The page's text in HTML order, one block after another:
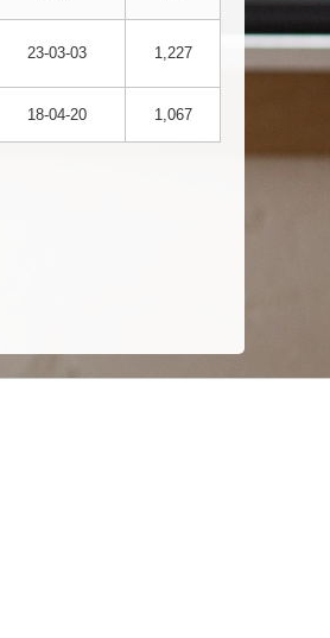
23-03-03 1,227
18-04-20 1,067